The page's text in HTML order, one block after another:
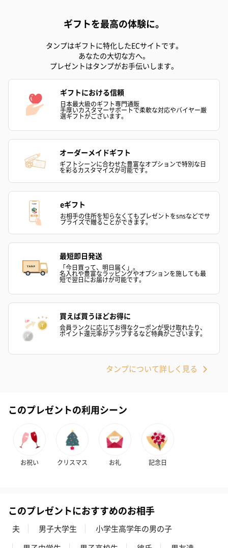
ギフトを最高の体験に。
タンプはギフトに特化したECサイトです。
あなたの大切な方へ。
プレゼントはタンプがお手伝いします。
ギフトにおける信頼
日本最大級のギフト専門通販
手厚いカスタマーサポートで柔軟な対応やバイヤー厳
選ギフトがございます。
オーダーメイドギフト
ギフトシーンに合わせた豊富なオプションで特別な日
を彩るカスタマイズが可能です。
eギフト
お相手の住所を知らなくてもプレゼントをsnsなどでサ
プライズで贈ることができます。
最短即日発送
「今日買って、明日届く」。
名入れや豊富なラッピングやオプションを施しても最
短で翌日にお届けが可能です。
買えば買うほどお得に
会員ランクに応じてお得なクーポンが受け取れたり、
ポイント還元率がアップするなど特典がございます。
タンプについて詳しく見る
このプレゼントの利用シーン
お祝い クリスマス お礼 記念日
このプレゼントにおすすめのお相手
夫 男子大学生
小学生高学年の男の子